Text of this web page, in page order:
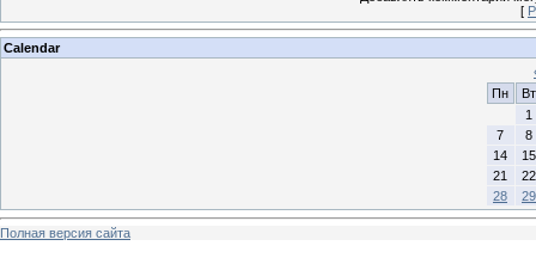
[
Calendar
Пн
Вт
1
7
8
14
15
21
22
28
29
Полная версия сайта